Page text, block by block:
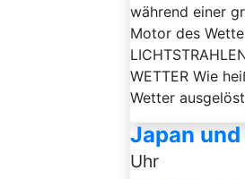
während einer
Motor des
WETTER Wie
Wetter
Japan
Uhr